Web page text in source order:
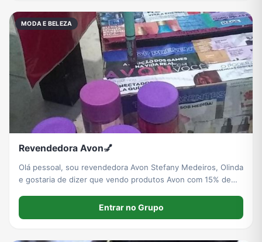
MODA E BELEZA
Revendedora Avon💅
Olá pessoal, sou revendedora Avon Stefany Medeiros, Olinda
e gostaria de dizer que vendo produtos Avon com 15% de
Avon com promoção é só me chamar!
Entrar no Grupo